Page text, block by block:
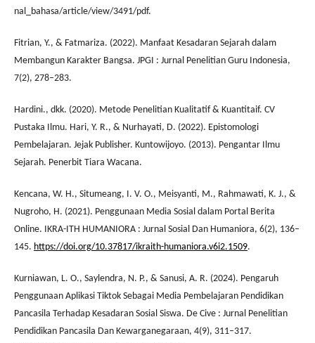
nal_bahasa/article/view/3491/pdf.
Fitrian, Y., & Fatmariza. (2022). Manfaat Kesadaran Sejarah dalam
Membangun Karakter Bangsa. JPGI : Jurnal Penelitian Guru Indonesia,
7(2), 278–283.
Hardini., dkk. (2020). Metode Penelitian Kualitatif & Kuantitaif. CV
Pustaka Ilmu. Hari, Y. R., & Nurhayati, D. (2022). Epistomologi
Pembelajaran. Jejak Publisher. Kuntowijoyo. (2013). Pengantar Ilmu
Sejarah. Penerbit Tiara Wacana.
Kencana, W. H., Situmeang, I. V. O., Meisyanti, M., Rahmawati, K. J., &
Nugroho, H. (2021). Penggunaan Media Sosial dalam Portal Berita
Online. IKRA-ITH HUMANIORA : Jurnal Sosial Dan Humaniora, 6(2), 136–
145. https://doi.org/10.37817/ikraith-humaniora.v6i2.1509.
Kurniawan, L. O., Saylendra, N. P., & Sanusi, A. R. (2024). Pengaruh
Penggunaan Aplikasi Tiktok Sebagai Media Pembelajaran Pendidikan
Pancasila Terhadap Kesadaran Sosial Siswa. De Cive : Jurnal Penelitian
Pendidikan Pancasila Dan Kewarganegaraan, 4(9), 311–317.